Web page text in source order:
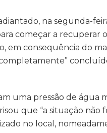
na segunda-
começar a recuperar
em consequência do
uma pressão de água
que “a situação não
no local,